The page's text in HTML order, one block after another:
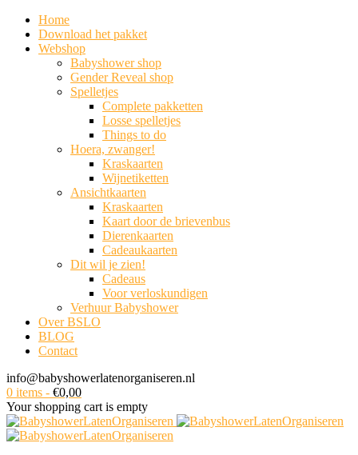
Home
Download het pakket
Webshop
Babyshower shop
Gender Reveal shop
Spelletjes
Complete pakketten
Losse spelletjes
Things to do
Hoera, zwanger!
Kraskaarten
Wijnetiketten
Ansichtkaarten
Kraskaarten
Kaart door de brievenbus
Dierenkaarten
Cadeaukaarten
Dit wil je zien!
Cadeaus
Voor verloskundigen
Verhuur Babyshower
Over BSLO
BLOG
Contact
info@babyshowerlatenorganiseren.nl
0 items - €0,00
Your shopping cart is empty